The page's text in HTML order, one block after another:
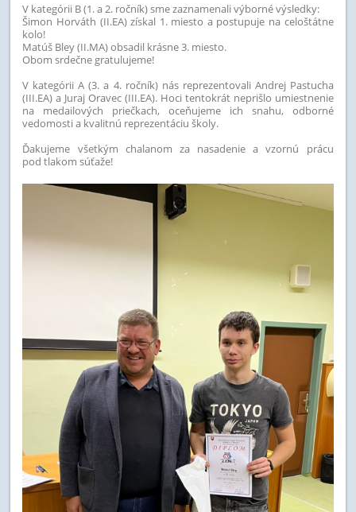
V kategórii B (1. a 2. ročník) sme zaznamenali výborné výsledky:
Šimon Horváth (II.EA) získal 1. miesto a postupuje na celoštátne
kolo!
Matúš Bley (II.MA) obsadil krásne 3. miesto.
Obom srdečne gratulujeme!
V kategórii A (3. a 4. ročník) nás reprezentovali Andrej Pastucha
(III.EA) a Juraj Oravec (III.EA). Hoci tentokrát neprišlo umiestnenie
na medailových priečkach, oceňujeme ich snahu, odborné
vedomosti a kvalitnú reprezentáciu školy.
Ďakujeme všetkým chalanom za nasadenie a vzornú prácu
pod tlakom súťaže!